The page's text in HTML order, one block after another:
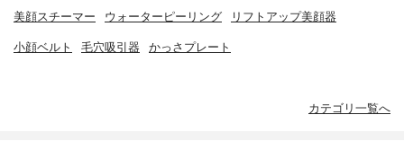
美顔スチーマー ウォーターピーリング リフトアップ美顔器
小顔ベルト 毛穴吸引器 かっさプレート
カテゴリ一覧へ